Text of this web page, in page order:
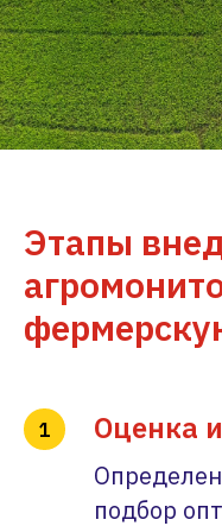
Этапы
Оценка и
подбор